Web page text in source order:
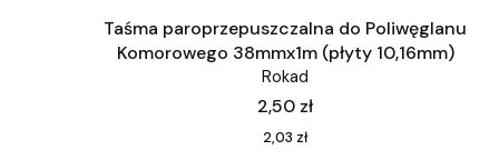
Taśma paroprzepuszczalna do Poliwęglanu
Komorowego 38mmx1m (płyty 10,16mm)
Rokad
Cena
2,50 zł
Cena
2,03 zł